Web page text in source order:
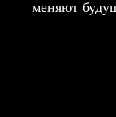
меняют